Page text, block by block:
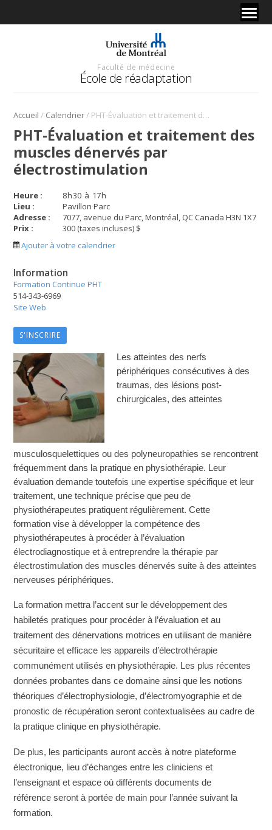
Faculté de médecine
École de réadaptation
Accueil / Calendrier/ PHT-Évaluation et traitement des muscles dénervés par électrostimulation
PHT-Évaluation et traitement des
muscles dénervés par
électrostimulation
Heure : 8h30 à 17h
Lieu :
Pavillon Parc
Adresse :
7077, avenue du Parc, Montréal, QC Canada H3N 1X7
Prix :
300 (taxes incluses) $
Ajouter à votre calendrier
Information
Formation Continue PHT
514-343-6969
Site Web
S'INSCRIRE
Les atteintes des nerfs
périphériques consécutives à des
traumas, des lésions post-
chirurgicales, des atteintes
musculosquelettiquesou des polyneuropathies se rencontrent
fréquemment dans la pratique en physiothérapie. Leur
évaluation demande toutefois une expertise spécifique et leur
traitement, une technique précise que peu de
physiothérapeutes pratiquent régulièrement. Cette
formation vise à développer la compétence des
physiothérapeutes à procéder à l’évaluation
électrodiagnostique et à entreprendre la thérapie par
électrostimulation des muscles dénervés suite à des atteintes
nerveuses périphériques.
La formation mettra l’accent sur le développement des
habiletés pratiques pour procéder à l’évaluation et au
traitement des dénervations motrices en utilisant de manière
sécuritaire et efficace les appareils d’électrothérapie
communément utilisés en physiothérapie. Les plus récentes
données probantes dans ce domaine ainsi que les notions
théoriques d’électrophysiologie, d’électromyographie et de
pronostic de récupération seront contextualisées au cadre de
la pratique clinique en physiothérapie.
De plus, les participants auront accès à notre plateforme
électronique, lieu d’échanges entre les cliniciens et
l’enseignant et espace où différents documents de
référence seront à portée de main pour l’année suivant la
formation.